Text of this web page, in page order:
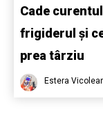
Cade
frigiderul și
prea târziu
Estera